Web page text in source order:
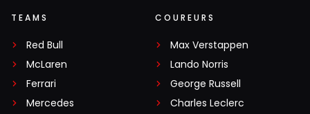
TEAMS
Red Bull
McLaren
Ferrari
Mercedes
COUREURS
Max Verstappen
Lando Norris
George Russell
Charles Leclerc